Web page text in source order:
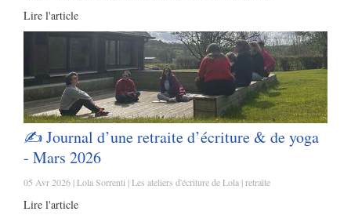
Lire l'article
✍️ Journal d’une retraite d’écriture & de yoga
- Mars 2026
05 Avr 2026 Lola Sorrenti Les ateliers d'écriture de Lola retraite
Lire l'article